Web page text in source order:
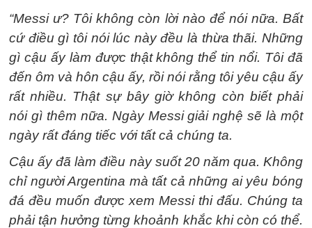
“Messi ư? Tôi không còn lời nào để nói nữa. Bất
cứ điều gì tôi nói lúc này đều là thừa thãi. Những
gì cậu ấy làm được thật không thể tin nổi. Tôi đã
đến ôm và hôn cậu ấy, rồi nói rằng tôi yêu cậu ấy
rất nhiều. Thật sự bây giờ không còn biết phải
nói gì thêm nữa. Ngày Messi giải nghệ sẽ là một
ngày rất đáng tiếc với tất cả chúng ta.
Cậu ấy đã làm điều này suốt 20 năm qua. Không
chỉ người Argentina mà tất cả những ai yêu bóng
đá đều muốn được xem Messi thi đấu. Chúng ta
phải tận hưởng từng khoảnh khắc khi còn có thể.